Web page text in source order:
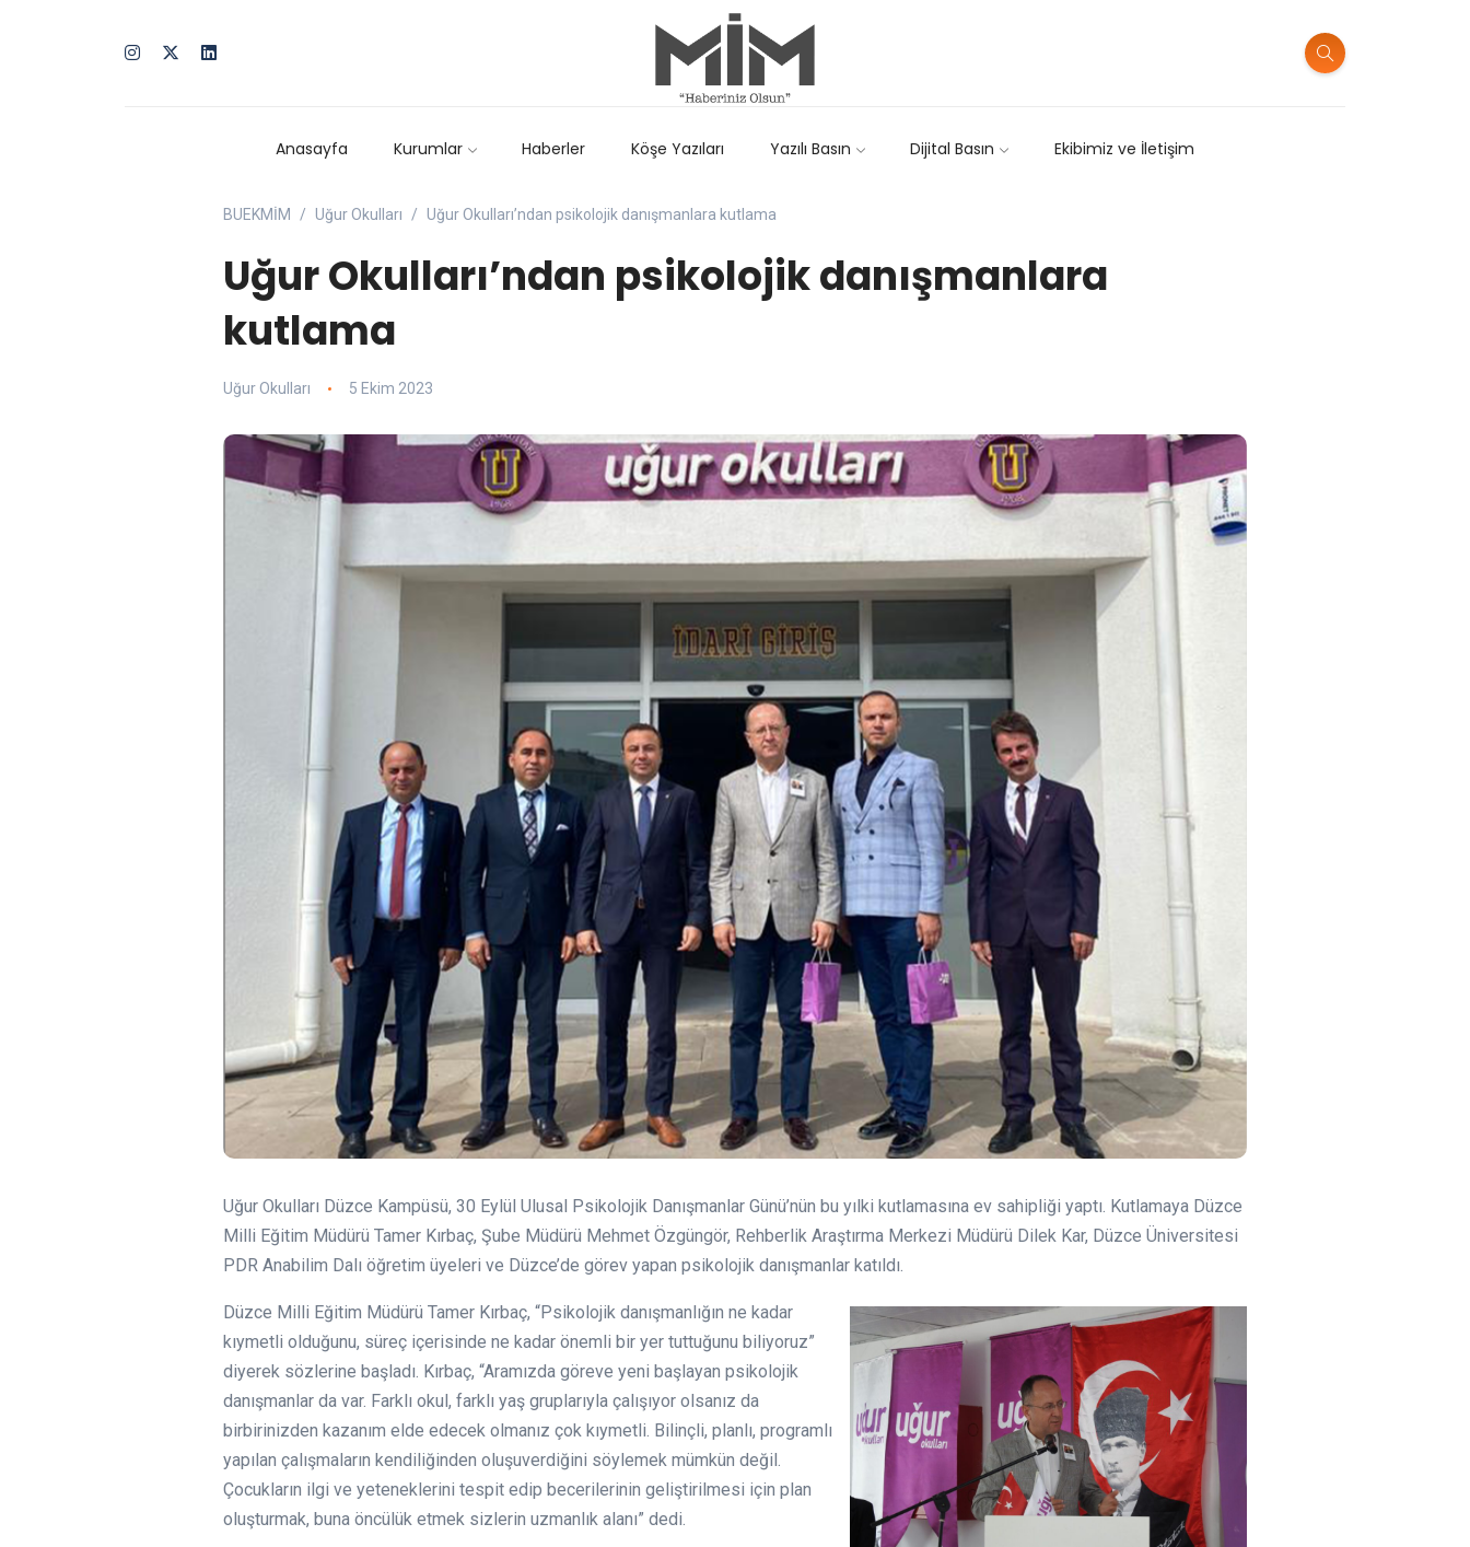
Anasayfa Kurumlar Haberler Köşe Yazıları Yazılı Basın Dijital Basın Ekibimiz ve İletişim
BUEKMİM Uğur Okulları Uğur Okulları’ndan psikolojik danışmanlara kutlama
Uğur Okulları’ndan psikolojik danışmanlara
kutlama
Uğur Okulları 5 Ekim 2023
Uğur Okulları Düzce Kampüsü, 30 Eylül Ulusal Psikolojik Danışmanlar Günü’nün bu yılki kutlamasına ev sahipliği yaptı. Kutlamaya Düzce
Milli Eğitim Müdürü Tamer Kırbaç, Şube Müdürü Mehmet Özgüngör, Rehberlik Araştırma Merkezi Müdürü Dilek Kar, Düzce Üniversitesi
PDR Anabilim Dalı öğretim üyeleri ve Düzce’de görev yapan psikolojik danışmanlar katıldı.
Düzce Milli Eğitim Müdürü Tamer Kırbaç, “Psikolojik danışmanlığın ne kadar
kıymetli olduğunu, süreç içerisinde ne kadar önemli bir yer tuttuğunu biliyoruz”
diyerek sözlerine başladı. Kırbaç, “Aramızda göreve yeni başlayan psikolojik
danışmanlar da var. Farklı okul, farklı yaş gruplarıyla çalışıyor olsanız da
birbirinizden kazanım elde edecek olmanız çok kıymetli. Bilinçli, planlı, programlı
yapılan çalışmaların kendiliğinden oluşuverdiğini söylemek mümkün değil.
Çocukların ilgi ve yeteneklerini tespit edip becerilerinin geliştirilmesi için plan
oluşturmak, buna öncülük etmek sizlerin uzmanlık alanı” dedi.